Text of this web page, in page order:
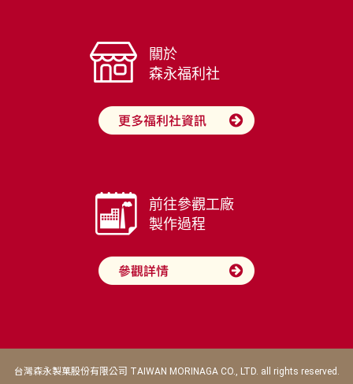
關於
森永福利社
前往參觀工廠
製作過程
台灣森永製菓股份有限公司 TAIWAN MORINAGA CO., LTD. all rights reserved.